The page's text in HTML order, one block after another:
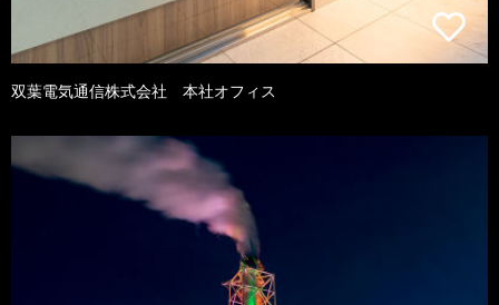
双葉電気通信株式会社 本社オフィス